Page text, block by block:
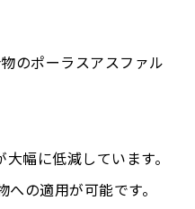
のポーラスアスファル
幅に低減しています。
の適用が可能です。